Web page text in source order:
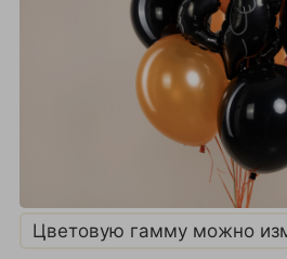
Цветовую гамму можно